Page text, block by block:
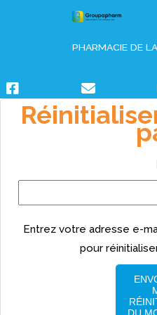
PHARMACIE DE
Entrez votre adresse e-
pour